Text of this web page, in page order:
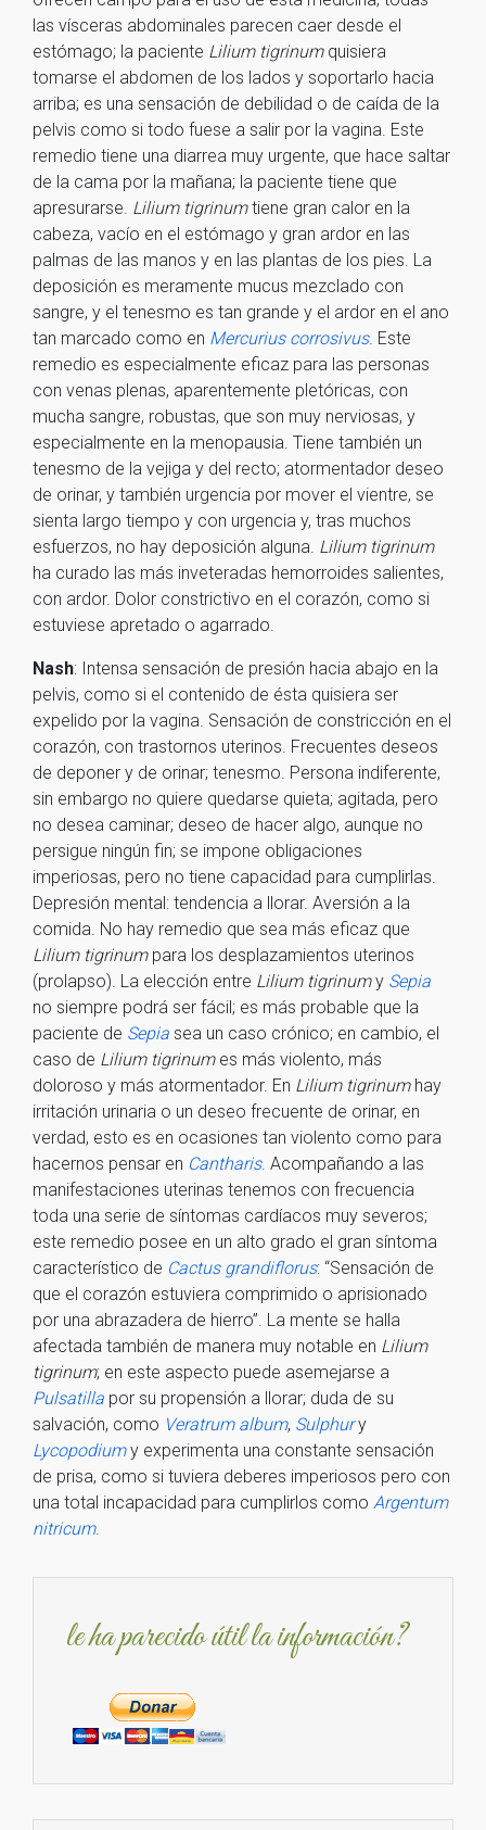
las vísceras abdominales parecen caer desde el
estómago; la paciente Lilium tigrinumquisiera
tomarse el abdomen de los lados y soportarlo hacia
arriba; es una sensación de debilidad o de caída de la
pelvis como si todo fuese a salir por la vagina. Este
remedio tiene una diarrea muy urgente, que hace saltar
de la cama por la mañana; la paciente tiene que
apresurarse. Lilium tigrinumtiene gran calor en la
cabeza, vacío en el estómago y gran ardor en las
palmas de las manos y en las plantas de los pies. La
deposición es meramente mucus mezclado con
sangre, y el tenesmo es tan grande y el ardor en el ano
tan marcado como en Mercurius corrosivus. Este
remedio es especialmente eficaz para las personas
con venas plenas, aparentemente pletóricas, con
mucha sangre, robustas, que son muy nerviosas, y
especialmente en la menopausia. Tiene también un
tenesmo de la vejiga y del recto; atormentador deseo
de orinar, y también urgencia por mover el vientre, se
sienta largo tiempo y con urgencia y, tras muchos
esfuerzos, no hay deposición alguna. Lilium tigrinum
ha curado las más inveteradas hemorroides salientes,
con ardor. Dolor constrictivo en el corazón, como si
estuviese apretado o agarrado.
Nash: Intensa sensación de presión hacia abajo en la
pelvis, como si el contenido de ésta quisiera ser
expelido por la vagina. Sensación de constricción en el
corazón, con trastornos uterinos. Frecuentes deseos
de deponer y de orinar; tenesmo. Persona indiferente,
sin embargo no quiere quedarse quieta; agitada, pero
no desea caminar; deseo de hacer algo, aunque no
persigue ningún fin; se impone obligaciones
imperiosas, pero no tiene capacidad para cumplirlas.
Depresión mental: tendencia a llorar. Aversión a la
comida. No hay remedio que sea más eficaz que
Lilium tigrinumpara los desplazamientos uterinos
(prolapso). La elección entre Lilium tigrinumy Sepia
no siempre podrá ser fácil; es más probable que la
paciente de Sepia sea un caso crónico; en cambio, el
caso de Lilium tigrinumes más violento, más
doloroso y más atormentador. En Lilium tigrinumhay
irritación urinaria o un deseo frecuente de orinar, en
verdad, esto es en ocasiones tan violento como para
hacernos pensar en Cantharis. Acompañando a las
manifestaciones uterinas tenemos con frecuencia
toda una serie de síntomas cardíacos muy severos;
este remedio posee en un alto grado el gran síntoma
característico de Cactus grandiflorus: “Sensación de
que el corazón estuviera comprimido o aprisionado
por una abrazadera de hierro”. La mente se halla
afectada también de manera muy notable en Lilium
tigrinum; en este aspecto puede asemejarse a
Pulsatilla por su propensión a llorar; duda de su
salvación, como Veratrum album, Sulphur y
Lycopodium y experimenta una constante sensación
de prisa, como si tuviera deberes imperiosos pero con
una total incapacidad para cumplirlos como Argentum
nitricum.
le ha parecido útil la información?